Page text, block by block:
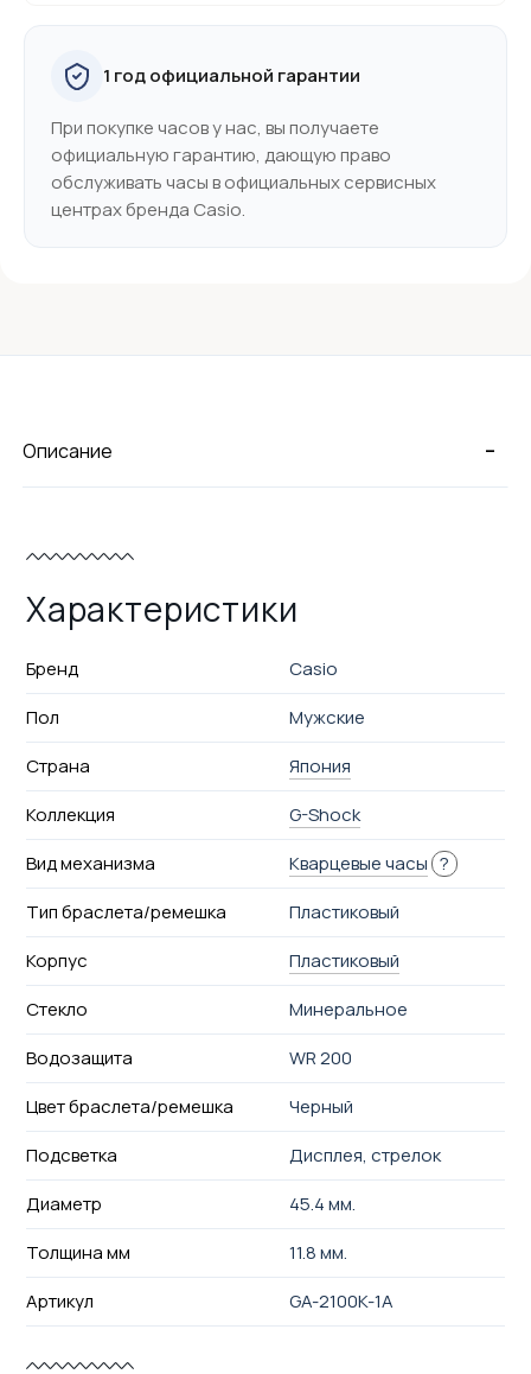
1 год официальной гарантии
При покупке часов у нас, вы получаете
официальную гарантию, дающую право
обслуживать часы в официальных сервисных
центрах бренда Casio.
-
Описание
Характеристики
Бренд
Casio
Пол
Мужские
Страна
Япония
Коллекция
G-Shock
Вид механизма
Кварцевые часы ?
Тип браслета/ремешка
Пластиковый
Корпус
Пластиковый
Стекло
Минеральное
Водозащита
WR 200
Цвет браслета/ремешка
Черный
Подсветка
Дисплея, стрелок
Диаметр
45.4 мм.
Толщина мм
11.8 мм.
Артикул
GA-2100K-1A